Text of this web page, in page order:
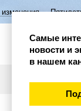
Пятилетие семьи в
Самые
новости и
в нашем